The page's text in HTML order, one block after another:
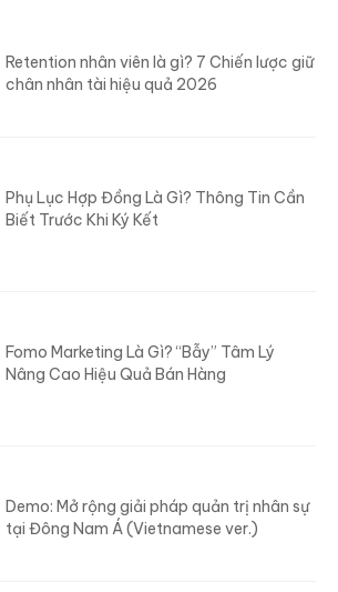
Retention nhân viên là gì? 7 Chiến lược giữ
chân nhân tài hiệu quả 2026
Phụ Lục Hợp Đồng Là Gì? Thông Tin Cần
Biết Trước Khi Ký Kết
Fomo Marketing Là Gì? “Bẫy” Tâm Lý
Nâng Cao Hiệu Quả Bán Hàng
Demo: Mở rộng giải pháp quản trị nhân sự
tại Đông Nam Á (Vietnamese ver.)